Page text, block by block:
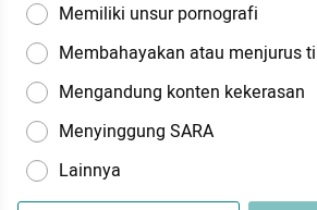
Memiliki unsur pornografi
Membahayakan atau menjurus
Mengandung konten kekerasan
Menyinggung SARA
Lainnya